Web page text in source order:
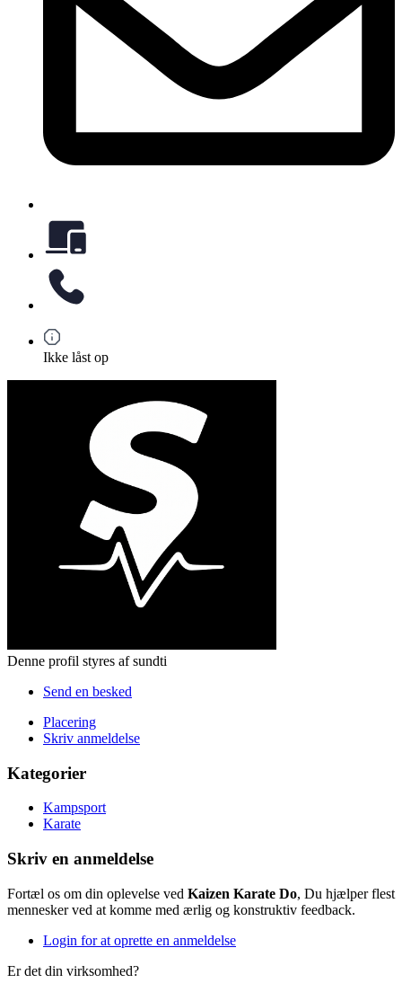
Ikke låst op
Denne profil styres af sundti
Send en besked
Placering
Skriv anmeldelse
Kategorier
Kampsport
Karate
Skriv en anmeldelse
Fortæl os om din oplevelse ved Kaizen Karate Do, Du hjælper flest
mennesker ved at komme med ærlig og konstruktiv feedback.
Login for at oprette en anmeldelse
Er det din virksomhed?